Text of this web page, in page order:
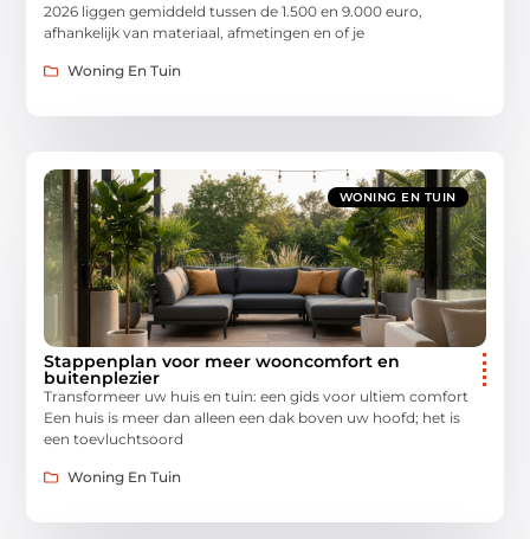
2026 liggen gemiddeld tussen de 1.500 en 9.000 euro,
afhankelijk van materiaal, afmetingen en of je
Woning En Tuin
WONING EN TUIN
Stappenplan voor meer wooncomfort en
buitenplezier
Transformeer uw huis en tuin: een gids voor ultiem comfort
Een huis is meer dan alleen een dak boven uw hoofd; het is
een toevluchtsoord
Woning En Tuin